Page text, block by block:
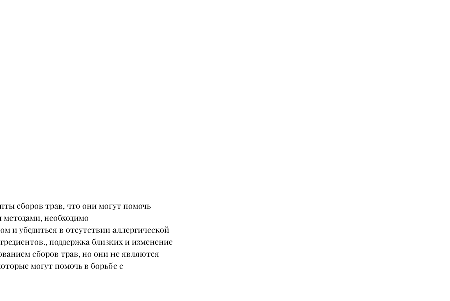
методами, необходимо
и убедиться в отсутствии аллергической
поддержка близких и изменение
сборов трав, но они не являются
могут помочь в борьбе с